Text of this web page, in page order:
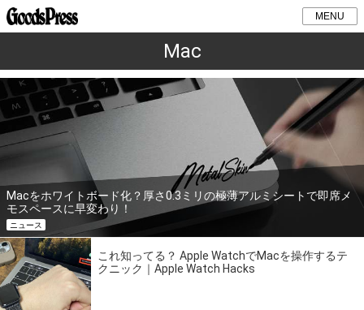
MENU
Mac
Macをホワイトボード化？厚さ0.3ミリの極薄アルミシートで即席メ
モスペースに早変わり！
ニュース
これ知ってる？ Apple WatchでMacを操作するテ
クニック｜Apple Watch Hacks